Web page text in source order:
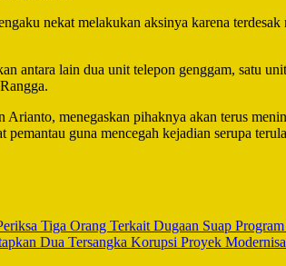
nekat melakukan aksinya karena
antara lain dua unit telepon genggam, satu
menegaskan pihaknya akan terus
pemantau guna mencegah kejadian serupa
Tiga Orang Terkait Dugaan Suap
Dua Tersangka Korupsi Proyek